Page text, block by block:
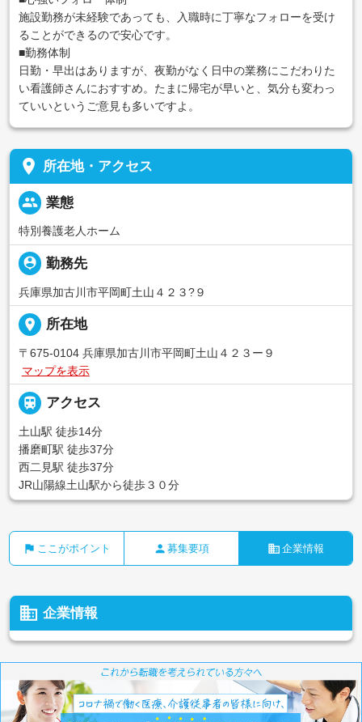
施設勤務が未経験であっても、入職時に丁寧なフォローを受け
ることができるので安心です。
■勤務体制
日勤・早出はありますが、夜勤がなく日中の業務にこだわりた
い看護師さんにおすすめ。たまに帰宅が早いと、気分も変わっ
ていいというご意見も多いですよ。
place 所在地・アクセス
people 業態
特別養護老人ホーム
person_pin 勤務先
兵庫県加古川市平岡町土山４２３?９
place 所在地
〒675-0104 兵庫県加古川市平岡町土山４２３ー９
マップを表示
 アクセス
土山駅 徒歩14分
播磨町駅 徒歩37分
西二見駅 徒歩37分
JR山陽線土山駅から徒歩３０分
flag ここがポイント person 募集要項 business 企業情報
business 企業情報